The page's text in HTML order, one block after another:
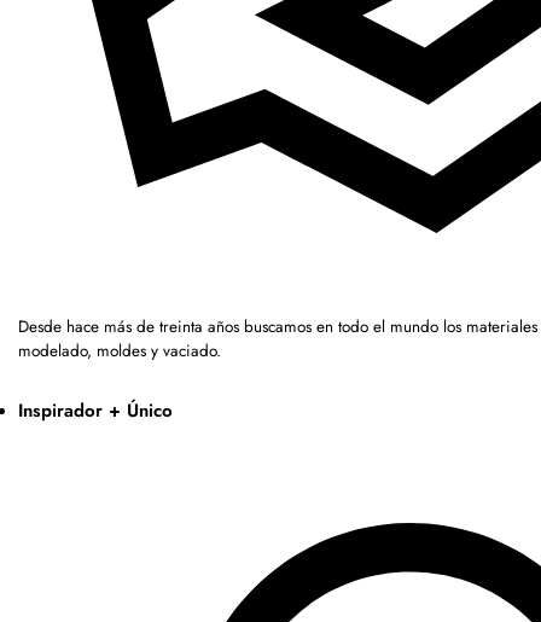
Desde hace más de treinta años buscamos en todo el mundo los
modelado, moldes y vaciado.
Inspirador + Único